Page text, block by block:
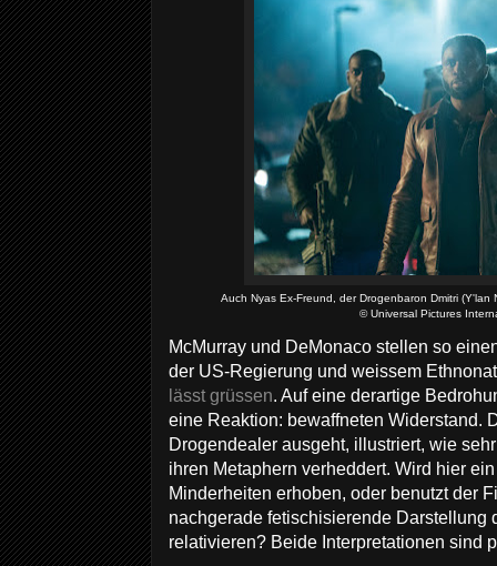
Auch Nyas Ex-Freund, der Drogenbaron Dmitri
© Universal Pictures
McMurray und DeMonaco stellen so
der US-Regierung und weissem
lässt grüssen. Auf eine derartige
eine Reaktion: bewaffneten Widerstand.
Drogendealer ausgeht, illustriert, wie
ihren Metaphern verheddert. Wird hier
Minderheiten erhoben, oder benutzt der
nachgerade fetischisierende
relativieren? Beide Interpretationen sind